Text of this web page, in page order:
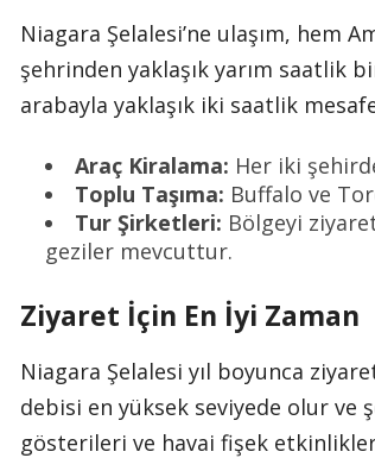
Niagara Şelalesi’ne ulaşım, hem
şehrinden yaklaşık yarım saatlik
arabayla yaklaşık iki saatlik
Araç Kiralama: Her iki
Toplu Taşıma: Buffalo ve
Tur Şirketleri: Bölgeyi
geziler mevcuttur.
Ziyaret İçin En İyi Zaman
Niagara Şelalesi yıl boyunca
debisi en yüksek seviyede olur ve
gösterileri ve havai fişek